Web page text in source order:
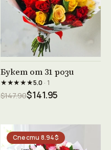
Виж продукта →
Букет от 31 рози
★★★★★5.0· 1
$147.90$141.95
Спести 8.94$